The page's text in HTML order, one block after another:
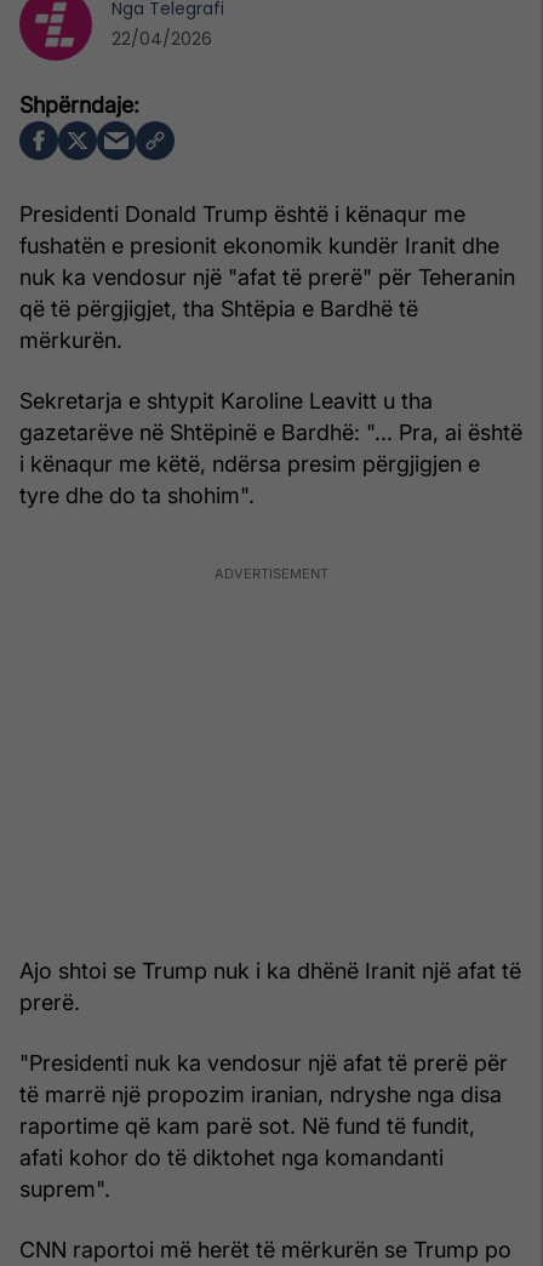
Presidenti Donald Trump është i kënaqur me
fushatën e presionit ekonomik kundër Iranit dhe
nuk ka vendosur një "afat të prerë" për Teheranin
që të përgjigjet, tha Shtëpia e Bardhë të
mërkurën.
Sekretarja e shtypit Karoline Leavitt u tha
gazetarëve në Shtëpinë e Bardhë: "... Pra, ai është
i kënaqur me këtë, ndërsa presim përgjigjen e
tyre dhe do ta shohim".
Ajo shtoi se Trump nuk i ka dhënë Iranit një afat të
prerë.
"Presidenti nuk ka vendosur një afat të prerë për
të marrë një propozim iranian, ndryshe nga disa
raportime që kam parë sot. Në fund të fundit,
afati kohor do të diktohet nga komandanti
suprem".
CNN raportoi më herët të mërkurën se Trump po
Nga Telegrafi
22/04/2026